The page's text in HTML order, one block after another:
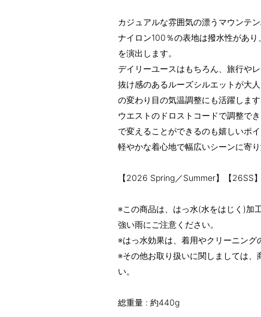
カジュアルな雰囲気の漂うマウンテ
ナイロン100％の表地は撥水性があ
を演出します。
デイリーユースはもちろん、旅行や
抜け感のあるルーズシルエットが大
の変わり目の気温調整にも活躍します
ウエストのドロストコードで調整で
で変えることができるのも嬉しいポイ
軽やかな着心地で幅広いシーンに寄
【2026 Spring／Summer】【26SS】
※この商品は、はっ水(水をはじく)加
強い雨にご注意ください。
※はっ水効果は、着用やクリーニング
※その他お取り扱いに関しましては、
い。
総重量 : 約440g